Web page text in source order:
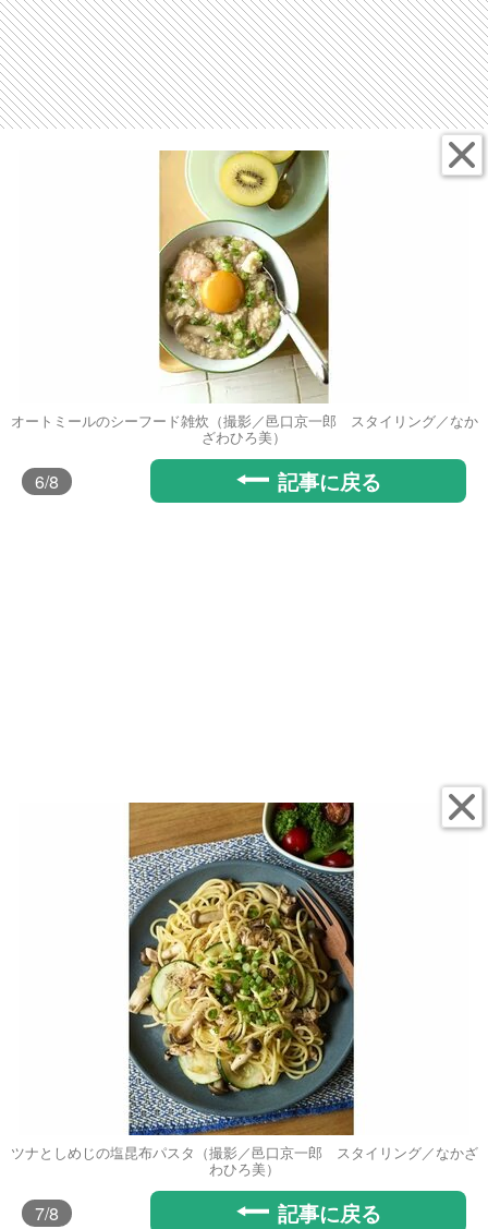
オートミールのシーフード雑炊（撮影／邑口京一郎 スタイリング／なか
ざわひろ美）
6/8 記事に戻る
ツナとしめじの塩昆布パスタ（撮影／邑口京一郎 スタイリング／なかざ
わひろ美）
7/8 記事に戻る